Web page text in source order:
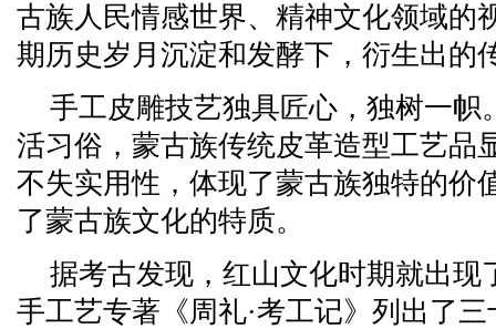
古族人民情感世界、精神文化领域的
期历史岁月沉淀和发酵下，衍生出的
手工皮雕技艺独具匠心，独树一帜
活习俗，蒙古族传统皮革造型工艺品
不失实用性，体现了蒙古族独特的价
了蒙古族文化的特质。
据考古发现，红山文化时期就出现
手工艺专著《周礼·考工记》列出了